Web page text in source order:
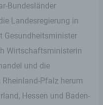
Bundesländer
Landesregierung in
Gesundheitsminister
Wirtschaftsministerin
und die
Pfalz herum
Hessen und Baden-